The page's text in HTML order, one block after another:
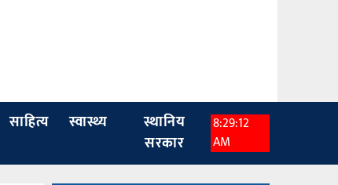
साहित्य स्वास्थ्य
स्थानिय
सरकार
8:29:13
AM